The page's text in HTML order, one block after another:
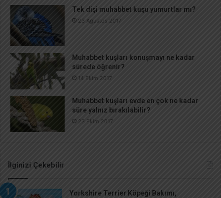
Tek dişi muhabbet kuşu yumurtlar mı?
23 Ağustos 2017
Muhabbet kuşları konuşmayı ne kadar
sürede öğrenir?
14 Ekim 2017
Muhabbet kuşları evde en çok ne kadar
süre yalnız bırakılabilir?
23 Ekim 2017
İlginizi Çekebilir
Yorkshire Terrier Köpeği Bakımı,